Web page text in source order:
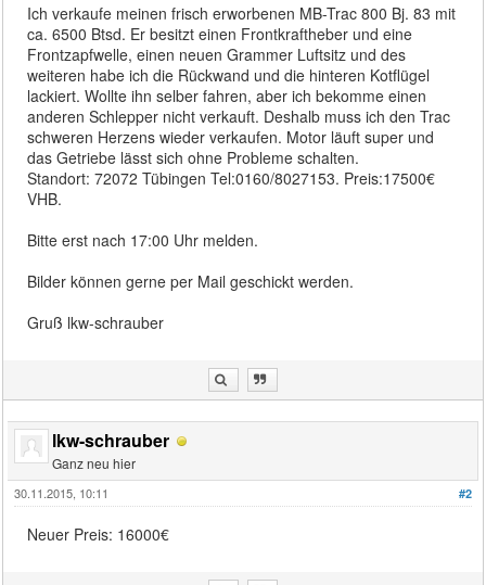
Ich verkaufe meinen frisch erworbenen MB-Trac 800 Bj. 83 mit
ca. 6500 Btsd. Er besitzt einen Frontkraftheber und eine
Frontzapfwelle, einen neuen Grammer Luftsitz und des
weiteren habe ich die Rückwand und die hinteren Kotflügel
lackiert. Wollte ihn selber fahren, aber ich bekomme einen
anderen Schlepper nicht verkauft. Deshalb muss ich den Trac
schweren Herzens wieder verkaufen. Motor läuft super und
das Getriebe lässt sich ohne Probleme schalten.
Standort: 72072 Tübingen Tel:0160/8027153. Preis:17500€
VHB.
Bitte erst nach 17:00 Uhr melden.
Bilder können gerne per Mail geschickt werden.
Gruß lkw-schrauber
lkw-schrauber
Ganz neu hier
#2
30.11.2015, 10:11
Neuer Preis: 16000€